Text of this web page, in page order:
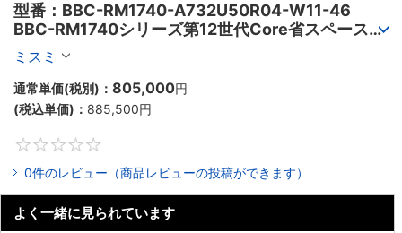
型番：BBC-RM1740-A732U50R04-W11-46
BBC-RM1740シリーズ第12世代Core省スペースラ
ックマウントFAPC4PCI・3PCIe
ミスミ
通常単価(税別)： 805,000円
(税込単価)： 885,500円
0件のレビュー（商品レビューの投稿ができます）
よく一緒に見られています